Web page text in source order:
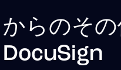
からのそ
DocuSign